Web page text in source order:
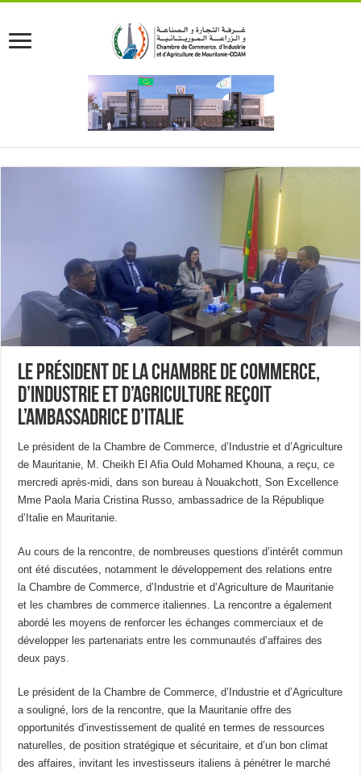
Le président de la Chambre de Commerce,
d’Industrie et d’Agriculture reçoit
l’ambassadrice d’Italie
Le président de la Chambre de Commerce, d’Industrie et d’Agriculture
de Mauritanie, M. Cheikh El Afia Ould Mohamed Khouna, a reçu, ce
mercredi après-midi, dans son bureau à Nouakchott, Son Excellence
Mme Paola Maria Cristina Russo, ambassadrice de la République
d’Italie en Mauritanie.
Au cours de la rencontre, de nombreuses questions d’intérêt commun
ont été discutées, notamment le développement des relations entre
la Chambre de Commerce, d’Industrie et d’Agriculture de Mauritanie
et les chambres de commerce italiennes. La rencontre a également
abordé les moyens de renforcer les échanges commerciaux et de
développer les partenariats entre les communautés d’affaires des
deux pays.
Le président de la Chambre de Commerce, d’Industrie et d’Agriculture
a souligné, lors de la rencontre, que la Mauritanie offre des
opportunités d’investissement de qualité en termes de ressources
naturelles, de position stratégique et sécuritaire, et d’un bon climat
des affaires, invitant les investisseurs italiens à pénétrer le marché